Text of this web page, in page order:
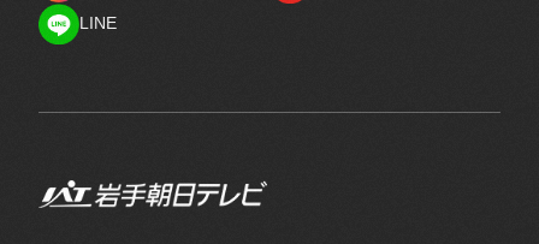
LINE